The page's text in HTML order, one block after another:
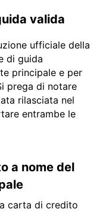
valida
ufficiale della
di guida
principale e per
prega di notare
rilasciata nel
entrambe le
a nome del
carta di credito